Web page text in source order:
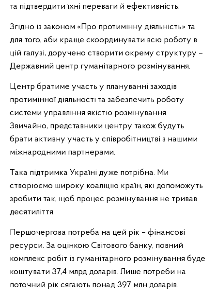
та підтвердити їхні переваги й ефективність.
Згідно із законом «Про протимінну діяльність» та
для того, аби краще скоординувати всю роботу в
цій галузі, доручено створити окрему структуру –
Державний центр гуманітарного розмінування.
Центр братиме участь у плануванні заходів
протимінної діяльності та забезпечить роботу
системи управління якістю розмінування.
Звичайно, представники центру також будуть
брати активну участь у співробітництві з нашими
міжнародними партнерами.
Така підтримка Україні дуже потрібна. Ми
створюємо широку коаліцію країн, які допоможуть
зробити так, щоб процес розмінування не тривав
десятиліття.
Першочергова потреба на цей рік – фінансові
ресурси. За оцінкою Світового банку, повний
комплекс робіт із гуманітарного розмінування буде
коштувати 37,4 млрд доларів. Лише потреби на
поточний рік сягають понад 397 млн доларів.